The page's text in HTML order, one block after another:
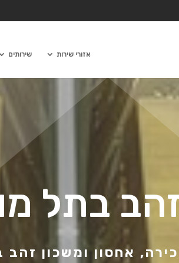
אזורי שירות שירותים
בתל
אחסון ומשכון זהב